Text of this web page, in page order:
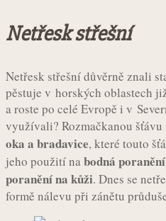
Netřesk střešní
Netřesk střešní důvěrně znali
pěstuje v horských oblastech
a roste po celé Evropě i v
využívali? Rozmačkanou
oka a bradavice, které touto
jeho použití na bodná
poranění na kůži. Dnes se
formě nálevu při zánětu